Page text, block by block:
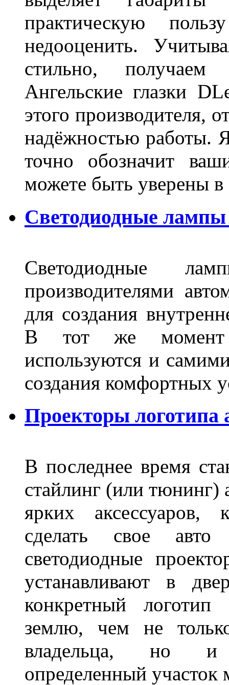
практическую
недооценить.
стильно,
Ангельские глазки
этого производителя,
надёжностью работы.
точно обозначит
можете быть уверены
Светодиодные
Светодиодные
производителями
для создания
В тот же момент
используются и
создания комфортных
Проекторы логотипа
В последнее время
стайлинг (или тюнинг)
ярких аксессуаров,
сделать свое
светодиодные
устанавливают в
конкретный логотип
землю, чем не
владельца, но и
определенный участок